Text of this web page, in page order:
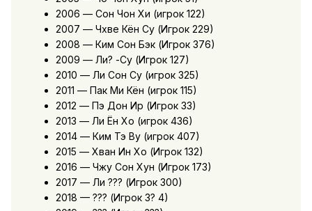
2006 — Сон Чон Хи (игрок 122)
2007 — Чхве Кён Су (Игрок 229)
2008 — Ким Сон Бэк (Игрок 376)
2009 — Ли? -Су (Игрок 127)
2010 — Ли Сон Су (игрок 325)
2011 — Пак Ми Кён (игрок 115)
2012 — Пэ Дон Ир (Игрок 33)
2013 — Ли Ён Хо (игрок 436)
2014 — Ким Тэ Ву (игрок 407)
2015 — Хван Ин Хо (Игрок 132)
2016 — Чжу Сон Хун (Игрок 173)
2017 — Ли ??? (Игрок 300)
2018 — ??? (Игрок 3? 4)